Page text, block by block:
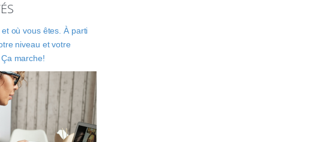
où vous êtes. À parti
niveau et votre
marche!